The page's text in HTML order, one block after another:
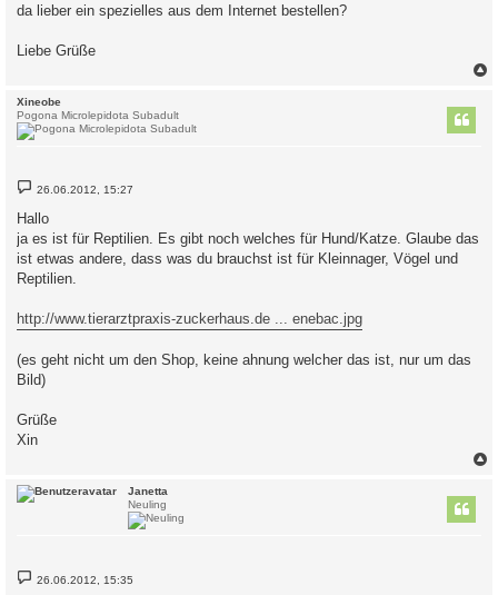
da lieber ein spezielles aus dem Internet bestellen?
Liebe Grüße
Xineobe
Pogona Microlepidota Subadult
B
e
i
t
r
g
26.06.2012, 15:27
Hallo
ja es ist für Reptilien. Es gibt noch welches für Hund/Katze. Glaube das
ist etwas andere, dass was du brauchst ist für Kleinnager, Vögel und
Reptilien.
http://www.tierarztpraxis-zuckerhaus.de ... enebac.jpg
(es geht nicht um den Shop, keine ahnung welcher das ist, nur um das
Bild)
Grüße
Xin
Janetta
Neuling
B
e
26.06.2012, 15:35